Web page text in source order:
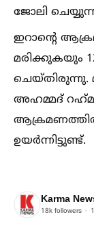
ജോലി
ഇറാന്റെ
മരിക്കുകയും
ചെയ്തിരുന്നു.
അഹമ്മദ്
ആക്രമണത്തില്‍
ഉയർന്നിട്ടുണ്ട്.
Karma
18k followers